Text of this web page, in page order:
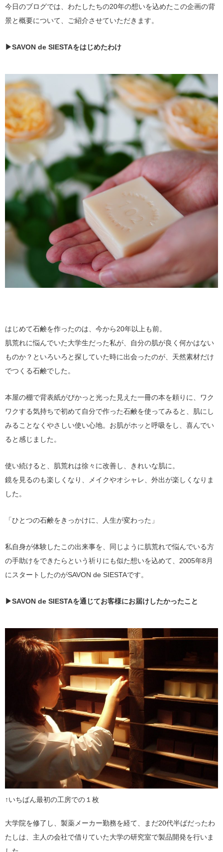
今日のブログでは、わたしたちの20年の想いを込めたこの企画の背
景と概要について、ご紹介させていただきます。
▶SAVON de SIESTAをはじめたわけ
はじめて石鹸を作ったのは、今から20年以上も前。
肌荒れに悩んでいた大学生だった私が、自分の肌が良く何かはない
ものか？といろいろと探していた時に出会ったのが、天然素材だけ
でつくる石鹸でした。
本屋の棚で背表紙がぴかっと光った見えた一冊の本を頼りに、ワク
ワクする気持ちで初めて自分で作った石鹸を使ってみると、肌にし
みることなくやさしい使い心地。お肌がホッと呼吸をし、喜んでい
ると感じました。
使い続けると、肌荒れは徐々に改善し、きれいな肌に。
鏡を見るのも楽しくなり、メイクやオシャレ、外出が楽しくなりま
した。
「ひとつの石鹸をきっかけに、人生が変わった」
私自身が体験したこの出来事を、同じように肌荒れで悩んでいる方
の手助けをできたらという祈りにも似た想いを込めて、2005年8月
にスタートしたのがSAVON de SIESTAです。
▶SAVON de SIESTAを通じてお客様にお届けしたかったこと
↑いちばん最初の工房での１枚
大学院を修了し、製薬メーカー勤務を経て、まだ20代半ばだったわ
たしは、主人の会社で借りていた大学の研究室で製品開発を行いま